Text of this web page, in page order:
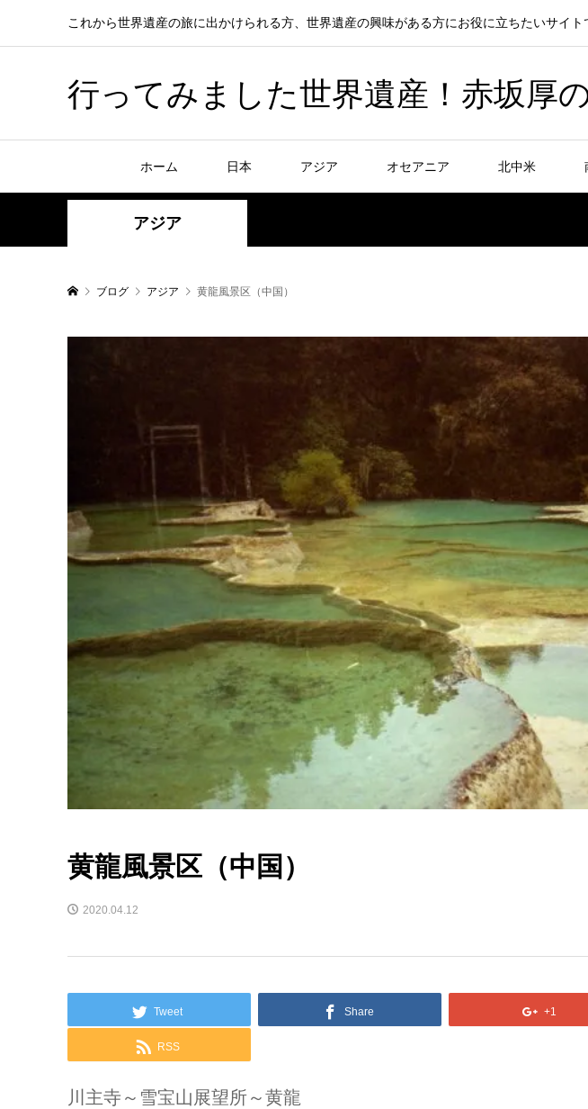
これから世界遺産の旅に出かけられる方、世界遺産の興味がある方にお役に立ちたいサイ
行ってみました世界遺産！赤坂厚
ホーム 日本 アジア オセアニア 北中米
アジア
ブログ アジア 黄龍風景区（中国）
黄龍風景区（中国）
2020.04.12
Tweet Share +1
RSS
川主寺～雪宝山展望所～黄龍